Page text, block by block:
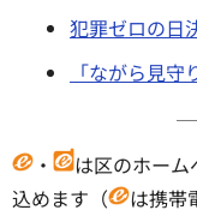
犯罪ゼロの日
「ながら見
・ は区のホーム
込めます（
は携帯